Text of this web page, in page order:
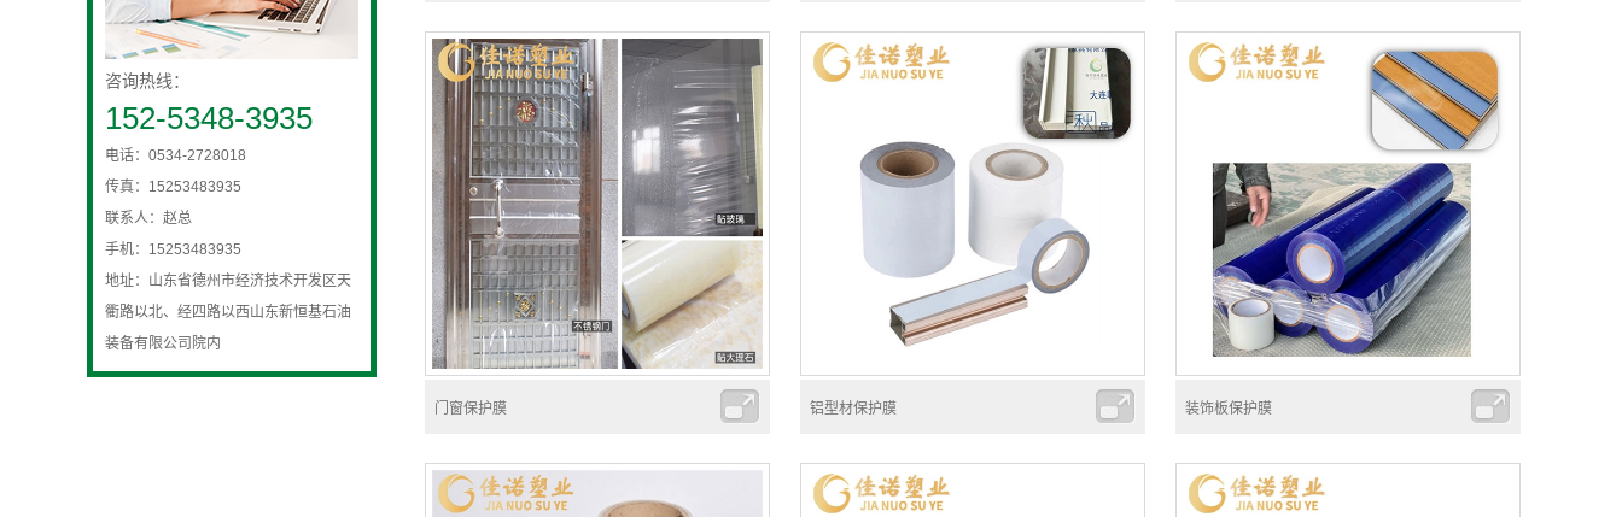
咨询热线：
152-5348-3935
电话：0534-2728018
传真：15253483935
联系人：赵总
手机：15253483935
地址：山东省德州市经济技术开发区天
衢路以北、经四路以西山东新恒基石油
装备有限公司院内
门窗保护膜 铝型材保护膜 装饰板保护膜